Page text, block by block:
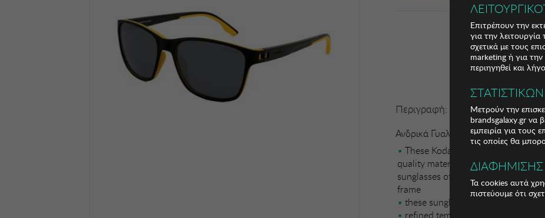
Περιγραφή:
Ανδρικά Γυαλιά Ηλίου Kodak
These Kodak mens sunglasses
quality materials to provide style
sunglasses offer a stylish square
frame
these sunglasses provide
refined temples are crafted from
Επιτρέπουν την
για την
σχετικά με τους
marketing ή για
περιηγηθεί και
ΣΤΑΤΙΣΤΙΚΩΝ
Μετρούν την
brandsgalaxy.gr να
εμπειρία για τους
τις οποίες θα
ΔΙΑΦΗΜΙΣΗΣ
Τα cookies αυτά
πιστεύουμε ότι